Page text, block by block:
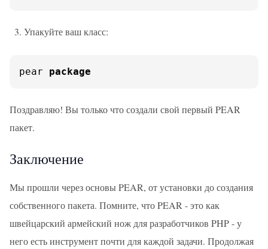
Упакуйте ваш класс:
pear package
Поздравляю! Вы только что создали свой первый PEAR
пакет.
Заключение
Мы прошли через основы PEAR, от установки до создания
собственного пакета. Помните, что PEAR - это как
швейцарский армейский нож для разработчиков PHP - у
него есть инструмент почти для каждой задачи. Продолжая